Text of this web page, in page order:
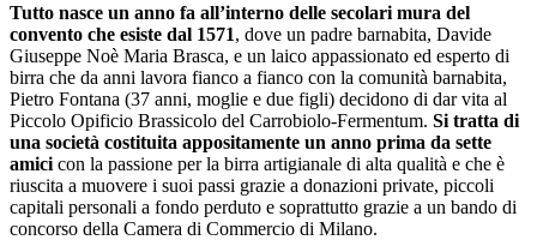
Tutto nasce un anno fa all’interno delle secolari mura del
convento che esiste dal 1571, dove un padre barnabita, Davide
Giuseppe Noè Maria Brasca, e un laico appassionato ed esperto di
birra che da anni lavora fianco a fianco con la comunità barnabita,
Pietro Fontana (37 anni, moglie e due figli) decidono di dar vita al
Piccolo Opificio Brassicolo del Carrobiolo-Fermentum. Si tratta di
una società costituita appositamente un anno prima da sette
amici con la passione per la birra artigianale di alta qualità e che è
riuscita a muovere i suoi passi grazie a donazioni private, piccoli
capitali personali a fondo perduto e soprattutto grazie a un bando di
concorso della Camera di Commercio di Milano.